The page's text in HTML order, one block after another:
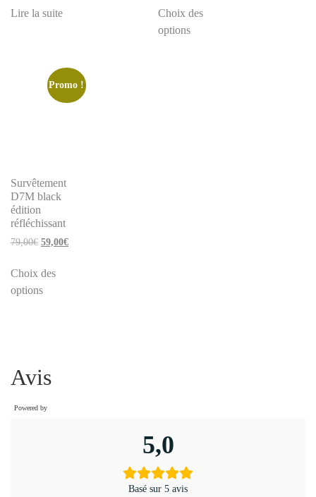
Lire la suite
Choix des
options
Promo !
Survêtement
D7M black
édition
réfléchissant
79,00€ 59,00€
Choix des
options
Avis
Powered by
5,0
Basé sur 5 avis